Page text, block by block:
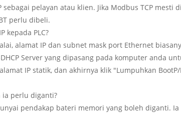
pelayan atau klien. Jika Modbus TCP mesti
perlu dibeli.
kepada PLC?
alamat IP dan subnet mask port Ethernet
Server yang dipasang pada komputer anda
IP statik, dan akhirnya klik "Lumpuhkan
ia perlu diganti?
pendakap bateri memori yang boleh diganti.